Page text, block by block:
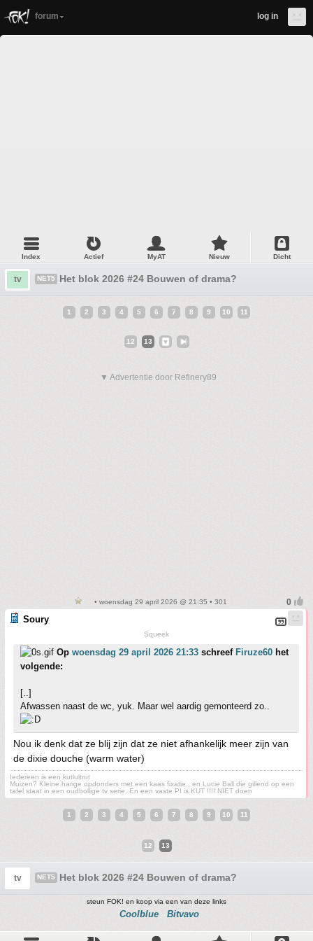
forum log in
Index Actief MyAT Nieuw Dicht
tv NET5 Het blok 2026 #24 Bouwen of drama?
1 2 3 4 5 6 7 8 9 10 11
12 13
▼ Advertentie door Refinery89
• woensdag 29 april 2026 @ 21:35 • 301
Soury
Squeek
Op woensdag 29 april 2026 21:33 schreef Firuze60 het
volgende:
[..]
Afwassen naast de wc, yuk. Maar wel aardig gemonteerd zo..
Nou ik denk dat ze blij zijn dat ze niet afhankelijk meer zijn van
de dixie douche (warm water)
Iedereen is een kutlultrut
Muizen? Kleine harige opdonders met een kaas fixatie., en Lucie Ball die gillend op een
tafel staat in een oudbollige tv serie. En een vaste PI is KUT !!!! NIET doen
1 2 3 4 5 6 7 8 9 10 11
12 13
tv NET5 Het blok 2026 #24 Bouwen of drama?
steun FOK! en koop via een van deze links
Coolblue Bitvavo